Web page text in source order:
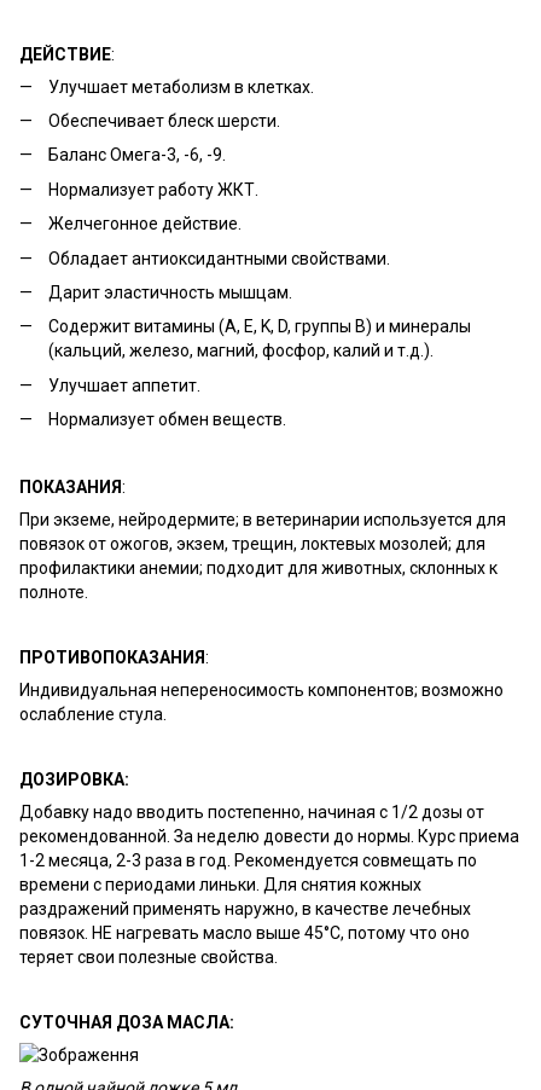
ДЕЙСТВИЕ:
Улучшает метаболизм в клетках.
Обеспечивает блеск шерсти.
Баланс Омега-3, -6, -9.
Нормализует работу ЖКТ.
Желчегонное действие.
Обладает антиоксидантными свойствами.
Дарит эластичность мышцам.
Содержит витамины (А, E, K, D, группы В) и минералы
(кальций, железо, магний, фосфор, калий и т.д.).
Улучшает аппетит.
Нормализует обмен веществ.
ПОКАЗАНИЯ:
При экземе, нейродермите; в ветеринарии используется для
повязок от ожогов, экзем, трещин, локтевых мозолей; для
профилактики анемии; подходит для животных, склонных к
полноте.
ПРОТИВОПОКАЗАНИЯ:
Индивидуальная непереносимость компонентов; возможно
ослабление стула.
ДОЗИРОВКА:
Добавку надо вводить постепенно, начиная с 1/2 дозы от
рекомендованной. За неделю довести до нормы. Курс приема
1-2 месяца, 2-3 раза в год. Рекомендуется совмещать по
времени с периодами линьки. Для снятия кожных
раздражений применять наружно, в качестве лечебных
повязок. НЕ нагревать масло выше 45°С, потому что оно
теряет свои полезные свойства.
СУТОЧНАЯ ДОЗА МАСЛА: